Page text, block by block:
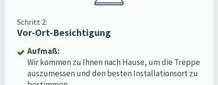
Schritt 2:
Vor-Ort-Besichtigung
Aufmaß:
Wir kommen zu Ihnen nach Hause, um die Treppe
auszumessen und den besten Installationsort zu